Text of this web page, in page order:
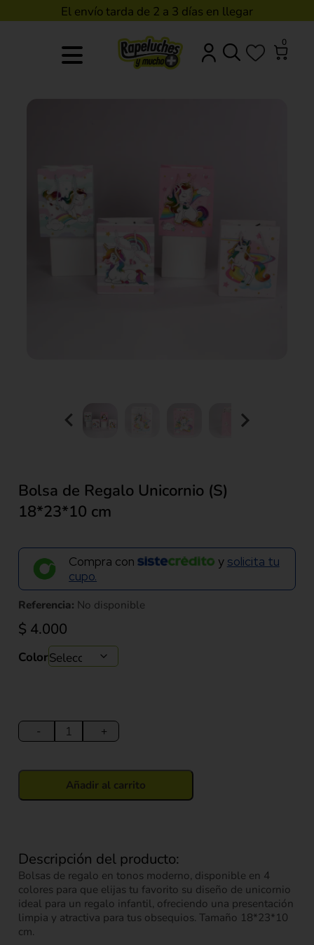
El envío tarda de 2 a 3 días en llegar
0
Bolsa de Regalo Unicornio (S)
18*23*10 cm
Compra con y solicita tu
cupo.
Descripción del producto:
Bolsas de regalo en tonos moderno, disponible en 4
colores para que elijas tu favorito su diseño de unicornio
ideal para un regalo infantil, ofreciendo una presentación
limpia y atractiva para tus obsequios. Tamaño 18*23*10
cm.
Referencia: No disponible
$ 4.000
Color
-
Regalo
18*23*10
+
Añadir al carrito